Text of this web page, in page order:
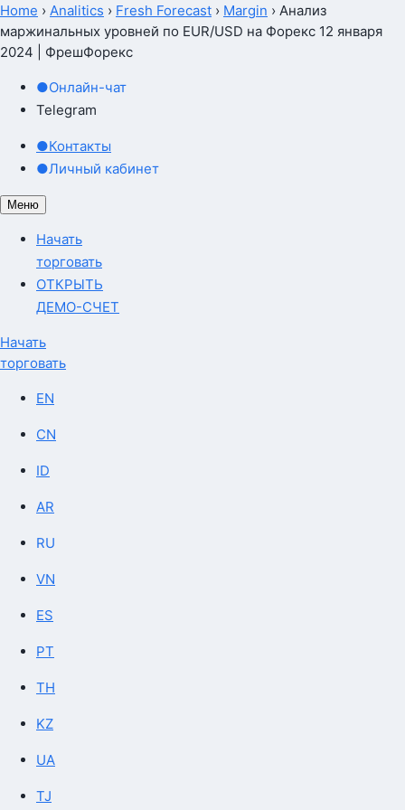
Home › Analitics › Fresh Forecast › Margin › Анализ
маржинальных уровней по EUR/USD на Форекс 12 января
2024 | ФрешФорекс
●Онлайн-чат
Telegram
●Контакты
●Личный кабинет
Меню
Начать
торговать
ОТКРЫТЬ
ДЕМО-СЧЕТ
Начать
торговать
EN
CN
ID
AR
RU
VN
ES
PT
TH
KZ
UA
TJ